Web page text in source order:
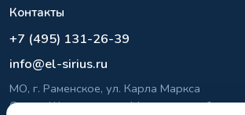
Контакты
+7 (495) 131-26-39
info@el-sirius.ru
МО, г. Раменское, ул. Карла Маркса
Склад: Шереметьево, Московская область